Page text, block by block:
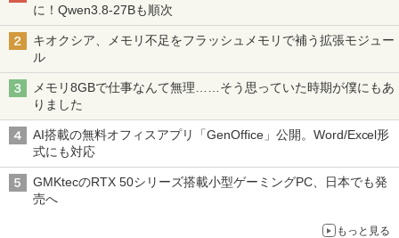
に！Qwen3.8-27Bも順次
キオクシア、メモリ不足をフラッシュメモリで補う拡張モジュー
ル
メモリ8GBで仕事なんて無理……そう思っていた時期が僕にもあ
りました
AI搭載の無料オフィスアプリ「GenOffice」公開。Word/Excel形
式にも対応
GMKtecのRTX 50シリーズ搭載小型ゲーミングPC、日本でも発
売へ
もっと見る